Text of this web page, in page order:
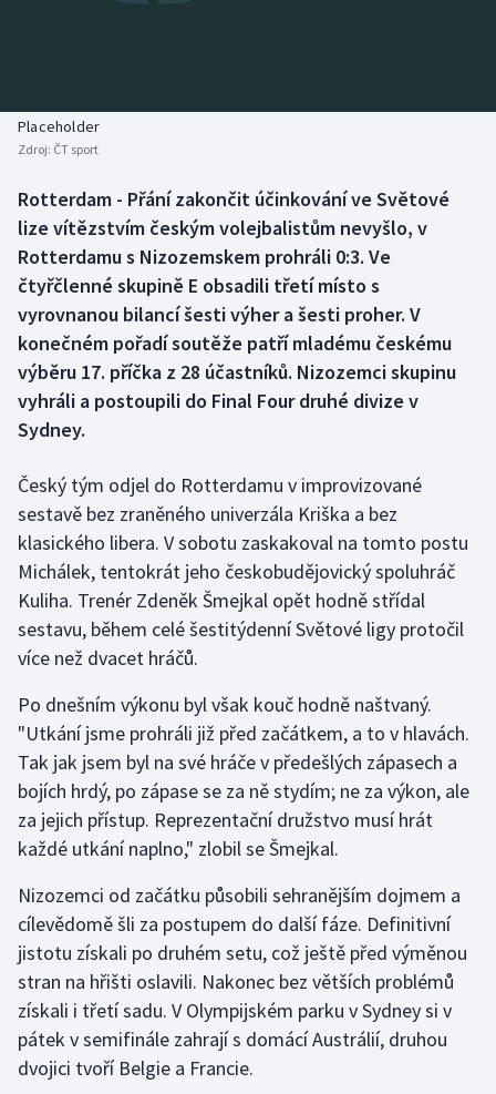
Biatlon
Box
Curling
Dostihy
Florbal
Futsal
Golf
Gymnastika
Házená
Jezdectví
Judo
Krasobruslení
Lezení
Lyže a snowboard
Moderní pětiboj
Motorsport
Olympijské hry
Parasport
Aplikace ČT sport
Placeholder
Zdroj: ČT sport
Rotterdam - Přání zakončit účinkování ve Světové
lize vítězstvím českým volejbalistům nevyšlo, v
Rotterdamu s Nizozemskem prohráli 0:3. Ve
čtyřčlenné skupině E obsadili třetí místo s
vyrovnanou bilancí šesti výher a šesti proher. V
konečném pořadí soutěže patří mladému českému
výběru 17. příčka z 28 účastníků. Nizozemci skupinu
vyhráli a postoupili do Final Four druhé divize v
Sydney.
Český tým odjel do Rotterdamu v improvizované
sestavě bez zraněného univerzála Kriška a bez
klasického libera. V sobotu zaskakoval na tomto postu
Michálek, tentokrát jeho českobudějovický spoluhráč
Kuliha. Trenér Zdeněk Šmejkal opět hodně střídal
sestavu, během celé šestitýdenní Světové ligy protočil
více než dvacet hráčů.
Po dnešním výkonu byl však kouč hodně naštvaný.
"Utkání jsme prohráli již před začátkem, a to v hlavách.
Tak jak jsem byl na své hráče v předešlých zápasech a
bojích hrdý, po zápase se za ně stydím; ne za výkon, ale
za jejich přístup. Reprezentační družstvo musí hrát
každé utkání naplno," zlobil se Šmejkal.
Nizozemci od začátku působili sehranějším dojmem a
cílevědomě šli za postupem do další fáze. Definitivní
jistotu získali po druhém setu, což ještě před výměnou
stran na hřišti oslavili. Nakonec bez větších problémů
získali i třetí sadu. V Olympijském parku v Sydney si v
pátek v semifinále zahrají s domácí Austrálií, druhou
dvojici tvoří Belgie a Francie.